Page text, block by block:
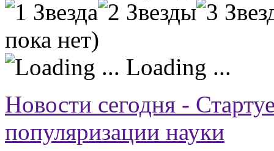
пока нет)
Loading ...
Новости сегодня -
популяризации науки